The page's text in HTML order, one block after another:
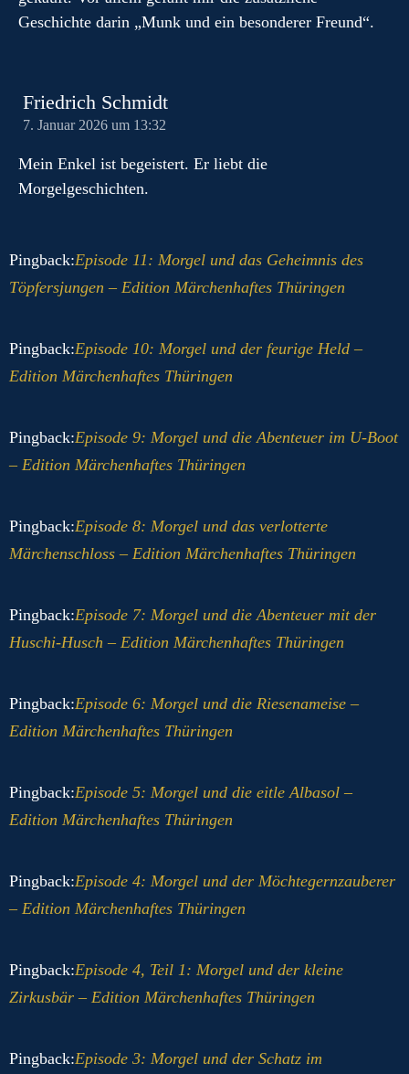
Geschichte darin „Munk und ein besonderer Freund“.
Friedrich Schmidt
7. Januar 2026 um 13:32
Mein Enkel ist begeistert. Er liebt die
Morgelgeschichten.
Pingback:Episode 11: Morgel und das Geheimnis des
Töpfersjungen – Edition Märchenhaftes Thüringen
Pingback:Episode 10: Morgel und der feurige Held –
Edition Märchenhaftes Thüringen
Pingback:Episode 9: Morgel und die Abenteuer im U-Boot
– Edition Märchenhaftes Thüringen
Pingback:Episode 8: Morgel und das verlotterte
Märchenschloss – Edition Märchenhaftes Thüringen
Pingback:Episode 7: Morgel und die Abenteuer mit der
Huschi-Husch – Edition Märchenhaftes Thüringen
Pingback:Episode 6: Morgel und die Riesenameise –
Edition Märchenhaftes Thüringen
Pingback:Episode 5: Morgel und die eitle Albasol –
Edition Märchenhaftes Thüringen
Pingback:Episode 4: Morgel und der Möchtegernzauberer
– Edition Märchenhaftes Thüringen
Pingback:Episode 4, Teil 1: Morgel und der kleine
Zirkusbär – Edition Märchenhaftes Thüringen
Pingback:Episode 3: Morgel und der Schatz im